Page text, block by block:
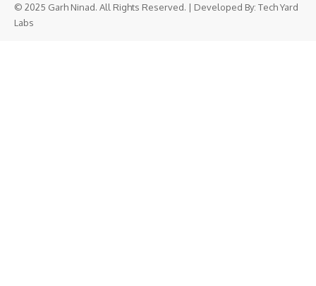
© 2025 Garh Ninad. All Rights Reserved. | Developed By: Tech Yard
Labs